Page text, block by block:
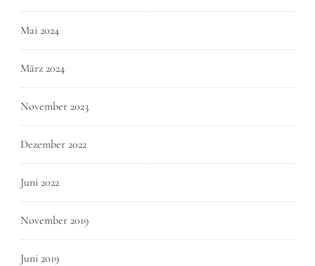
Mai 2024
März 2024
November 2023
Dezember 2022
Juni 2022
November 2019
Juni 2019